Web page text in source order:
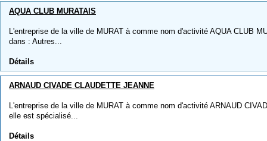
AQUA CLUB MURATAIS
L'entreprise de la ville de MURAT à comme nom d'activité AQUA CLUB
dans : Autres...
Détails
ARNAUD CIVADE CLAUDETTE JEANNE
L'entreprise de la ville de MURAT à comme nom d'activité ARNAUD
elle est spécialisé...
Détails